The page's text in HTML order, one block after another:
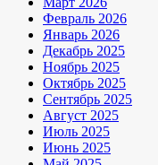
Февраль 2026
Январь 2026
Декабрь 2025
Ноябрь 2025
Октябрь 2025
Сентябрь 2025
Август 2025
Июль 2025
Июнь 2025